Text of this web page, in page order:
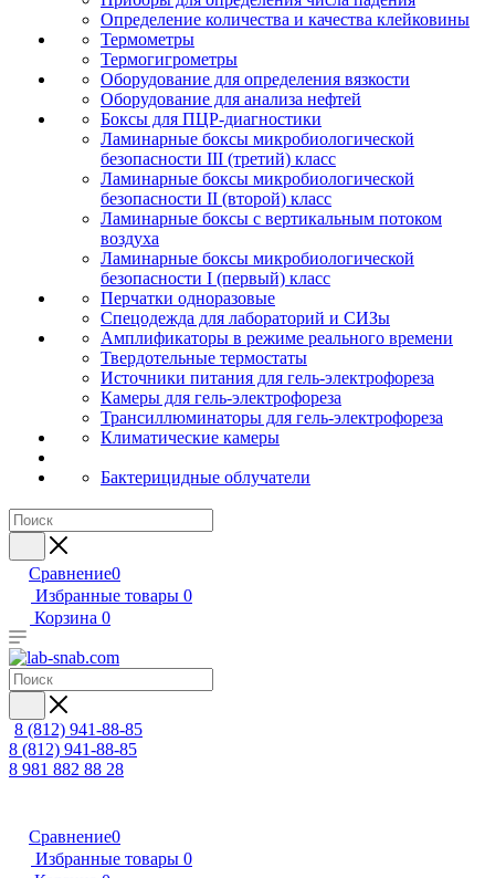
Определение количества и качества клейковины
Термометры
Термогигрометры
Оборудование для определения вязкости
Оборудование для анализа нефтей
Боксы для ПЦР-диагностики
Ламинарные боксы микробиологической
безопасности III (третий) класс
Ламинарные боксы микробиологической
безопасности II (второй) класс
Ламинарные боксы с вертикальным потоком
воздуха
Ламинарные боксы микробиологической
безопасности I (первый) класс
Перчатки одноразовые
Спецодежда для лабораторий и СИЗы
Амплификаторы в режиме реального времени
Твердотельные термостаты
Источники питания для гель-электрофореза
Камеры для гель-электрофореза
Трансиллюминаторы для гель-электрофореза
Климатические камеры
Бактерицидные облучатели
Сравнение0
Избранные товары 0
Корзина 0
8 (812) 941-88-85
8 (812) 941-88-85
8 981 882 88 28
Сравнение0
Избранные товары 0